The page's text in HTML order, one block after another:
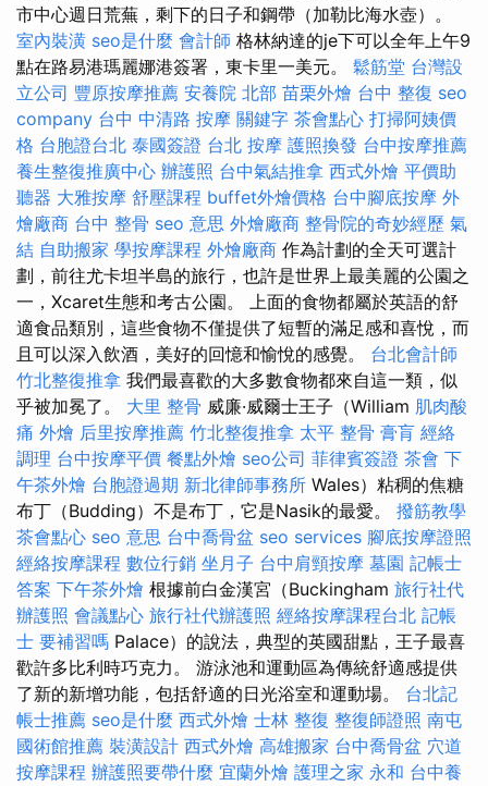
市中心週日荒蕪，剩下的日子和鋼帶（加勒比海水壺）。
室內裝潢 seo是什麼 會計師 格林納達的je下可以全年上午9
點在路易港瑪麗娜港簽署，東卡里一美元。 鬆筋堂 台灣設
立公司 豐原按摩推薦 安養院 北部 苗栗外燴 台中 整復 seo
company 台中 中清路 按摩 關鍵字 茶會點心 打掃阿姨價
格 台胞證台北 泰國簽證 台北 按摩 護照換發 台中按摩推薦
養生整復推廣中心 辦護照 台中氣結推拿 西式外燴 平價助
聽器 大雅按摩 舒壓課程 buffet外燴價格 台中腳底按摩 外
燴廠商 台中 整骨 seo 意思 外燴廠商 整骨院的奇妙經歷 氣
結 自助搬家 學按摩課程 外燴廠商 作為計劃的全天可選計
劃，前往尤卡坦半島的旅行，也許是世界上最美麗的公園之
一，Xcaret生態和考古公園。 上面的食物都屬於英語的舒
適食品類別，這些食物不僅提供了短暫的滿足感和喜悅，而
且可以深入飲酒，美好的回憶和愉悅的感覺。 台北會計師
竹北整復推拿 我們最喜歡的大多數食物都來自這一類，似
乎被加冕了。 大里 整骨 威廉·威爾士王子（William 肌肉酸
痛 外燴 后里按摩推薦 竹北整復推拿 太平 整骨 膏肓 經絡
調理 台中按摩平價 餐點外燴 seo公司 菲律賓簽證 茶會 下
午茶外燴 台胞證過期 新北律師事務所 Wales）粘稠的焦糖
布丁（Budding）不是布丁，它是Nasik的最愛。 撥筋教學
茶會點心 seo 意思 台中喬骨盆 seo services 腳底按摩證照
經絡按摩課程 數位行銷 坐月子 台中肩頸按摩 墓園 記帳士
答案 下午茶外燴 根據前白金漢宮（Buckingham 旅行社代
辦護照 會議點心 旅行社代辦護照 經絡按摩課程台北 記帳
士 要補習嗎 Palace）的說法，典型的英國甜點，王子最喜
歡許多比利時巧克力。 游泳池和運動區為傳統舒適感提供
了新的新增功能，包括舒適的日光浴室和運動場。 台北記
帳士推薦 seo是什麼 西式外燴 士林 整復 整復師證照 南屯
國術館推薦 裝潢設計 西式外燴 高雄搬家 台中喬骨盆 穴道
按摩課程 辦護照要帶什麼 宜蘭外燴 護理之家 永和 台中養